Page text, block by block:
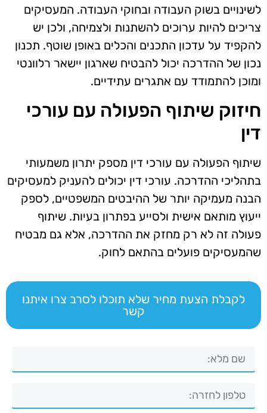
לשינויים בשוק העבודה ובחוקי העבודה. המעסיקים
צריכים להיות ערוכים להשתנות ולצמיחה, ולכן יש
להקפיד על עדכון התכנים והכלים באופן שוטף. תכנון
נכון של ההדרכה יכול להבטיח שארגון יישאר רלוונטי
ומוכן להתמודד עם אתגרים עתידיים.
חיזוק שיתוף הפעולה עם עורכי
דין
שיתוף הפעולה עם עורכי דין מספק יתרון משמעותי
בתהליכי ההדרכה. עורכי דין יכולים להעניק למעסיקים
הבנה מעמיקה יותר של ההיבטים המשפטיים, לספק
ייעוץ מותאם אישית ולסייע בפתרון בעיות. שיתוף
פעולה זה לא רק מחזק את ההדרכה, אלא גם מבטיח
שהמעסיקים פועלים בהתאם לחוק.
לקבלת הצעת מחיר שלא תוכלו לסרב צרו איתנו
קשר